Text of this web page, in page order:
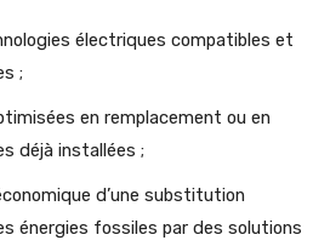
électriques compatibles et
;
en remplacement ou en
déjà installées ;
d’une substitution
énergies fossiles par des solutions